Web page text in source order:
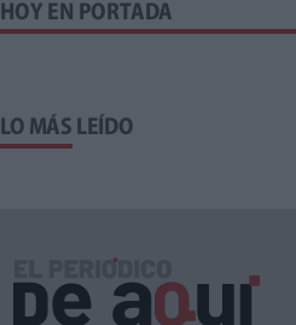
HOY EN PORTADA
LO MÁS LEÍDO